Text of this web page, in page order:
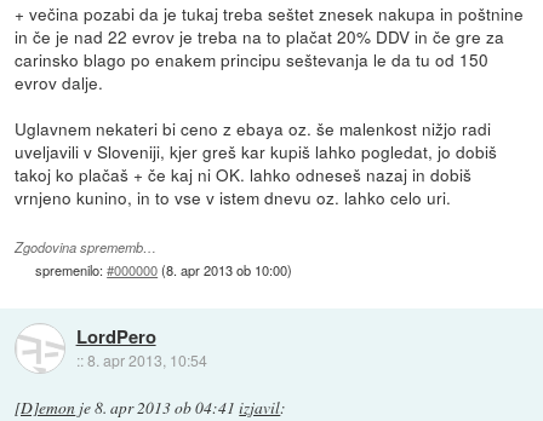
+ večina pozabi da je tukaj treba seštet znesek nakupa in poštnine
in če je nad 22 evrov je treba na to plačat 20% DDV in če gre za
carinsko blago po enakem principu seštevanja le da tu od 150
evrov dalje.
Uglavnem nekateri bi ceno z ebaya oz. še malenkost nižjo radi
uveljavili v Sloveniji, kjer greš kar kupiš lahko pogledat, jo dobiš
takoj ko plačaš + če kaj ni OK. lahko odneseš nazaj in dobiš
vrnjeno kunino, in to vse v istem dnevu oz. lahko celo uri.
Zgodovina sprememb…
spremenilo:#000000(8. apr 2013 ob 10:00)
LordPero
::8. apr 2013, 10:54
[D]emon je8. apr 2013 ob 04:41 izjavil: